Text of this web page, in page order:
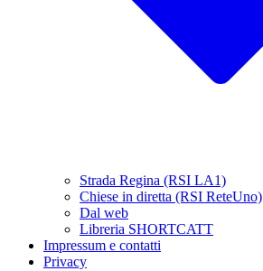
Strada Regina (RSI LA1)
Chiese in diretta (RSI ReteUno)
Dal web
Libreria SHORTCATT
Impressum e contatti
Privacy